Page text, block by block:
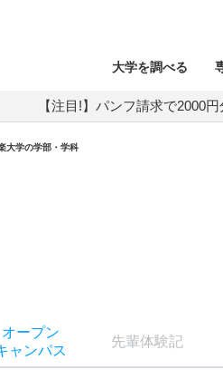
大学を調べる
【注目!】パンフ請求で2000
大学の学部・学科
オープン
ャンパス
先輩体験記